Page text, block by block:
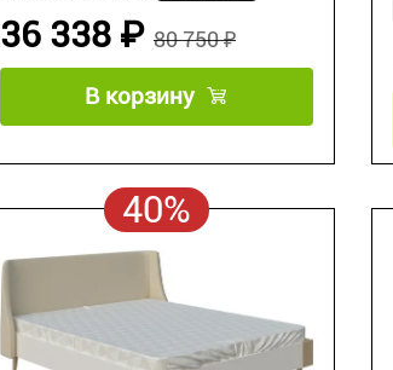
80 750 ₽
36 338 ₽
В корзину
40%